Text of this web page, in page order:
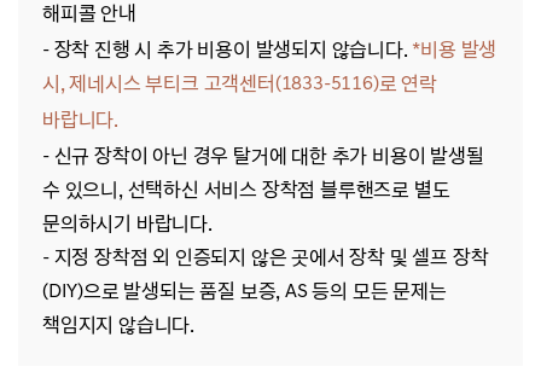
해피콜 안내
- 장착 진행 시 추가 비용이 발생되지 않습니다. *비용 발생
시, 제네시스 부티크 고객센터(1833-5116)로 연락
바랍니다.
- 신규 장착이 아닌 경우 탈거에 대한 추가 비용이 발생될
수 있으니, 선택하신 서비스 장착점 블루핸즈로 별도
문의하시기 바랍니다.
- 지정 장착점 외 인증되지 않은 곳에서 장착 및 셀프 장착
(DIY)으로 발생되는 품질 보증, AS 등의 모든 문제는
책임지지 않습니다.